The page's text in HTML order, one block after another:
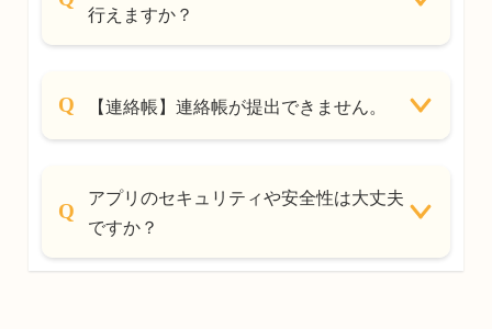
行えますか？
【連絡帳】連絡帳が提出できません。
アプリのセキュリティや安全性は大丈夫
ですか？